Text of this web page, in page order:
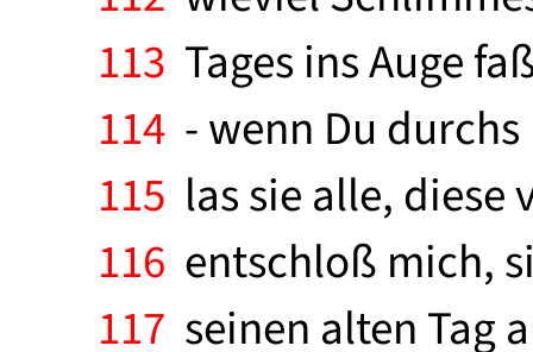
113 Tages ins Auge
114 - wenn Du
115 las sie alle,
116 entschloß mich,
117 seinen alten Tag